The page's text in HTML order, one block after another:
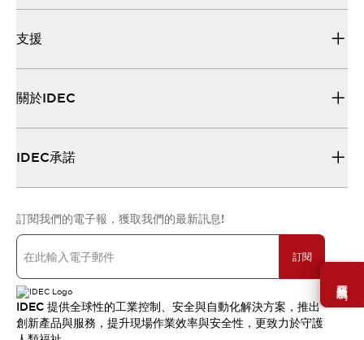
需要幫助嗎？
支援
關於IDEC
IDEC承諾
訂閱我們的電子報，獲取我們的最新訊息!
訂閱
IDEC 提供全球性的工業控制、安全與自動化解決方案，推出
創新產品與服務，提升現場作業效率與安全性，更致力於守護